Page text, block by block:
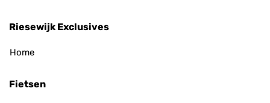
Riesewijk Exclusives
Home
Fietsen